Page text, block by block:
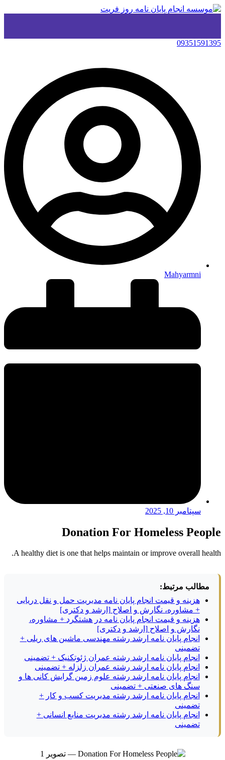
09351591395
Mahyarmni
سپتامبر 10, 2025
Donation For Homeless People
A healthy diet is one that helps maintain or improve overall health.
مطالب مرتبط:
هزینه و قیمت انجام پایان نامه مدیریت حمل و نقل دریایی
+ مشاوره، نگارش و اصلاح [ارشد و دکتری]
هزینه و قیمت انجام پایان نامه در هشتگرد + مشاوره،
نگارش و اصلاح [ارشد و دکتری]
انجام پایان نامه ارشد رشته مهندسی ماشین های ریلی +
تضمینی
انجام پایان نامه ارشد رشته عمران ژئوتکنیک + تضمینی
انجام پایان نامه ارشد رشته عمران زلزله + تضمینی
انجام پایان نامه ارشد رشته علوم زمین گرایش کانی ها و
سنگ های صنعتی + تضمینی
انجام پایان نامه ارشد رشته مدیریت کسب و کار +
تضمینی
انجام پایان نامه ارشد رشته مدیریت منابع انسانی +
تضمینی